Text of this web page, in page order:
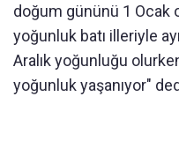
doğum gününü 1 Ocak
yoğunluk batı illeriyle
Aralık yoğunluğu
yoğunluk yaşanıyor"